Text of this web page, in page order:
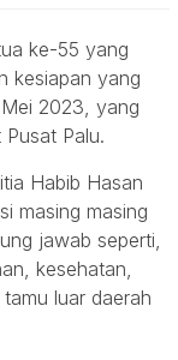
ke-55 yang
kesiapan yang
2023, yang
Palu.
Habib Hasan
masing masing
jawab seperti,
kesehatan,
luar daerah